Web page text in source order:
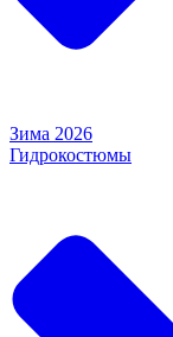
Зима 2026
Гидрокостюмы